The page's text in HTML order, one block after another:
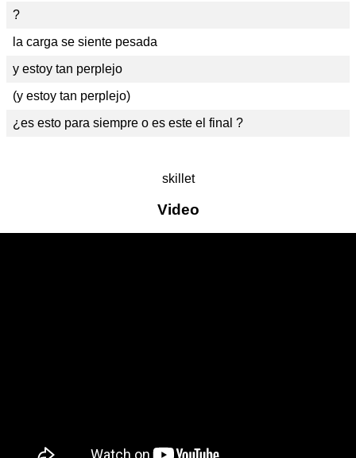
?
la carga se siente pesada
y estoy tan perplejo
(y estoy tan perplejo)
¿es esto para siempre o es este el final ?
skillet
Video